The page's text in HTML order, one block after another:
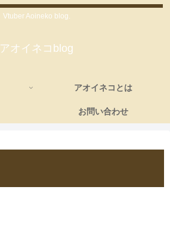
Vtuber Aoineko blog.
アオイネコblog
アオイネコとは
お問い合わせ